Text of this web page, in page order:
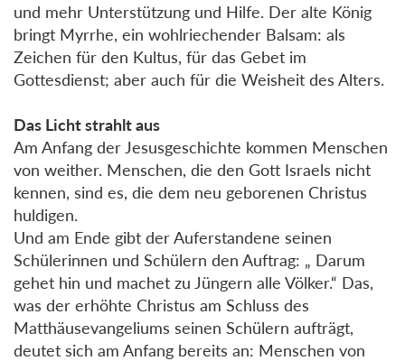
und mehr Unterstützung und Hilfe. Der alte König
bringt Myrrhe, ein wohlriechender Balsam: als
Zeichen für den Kultus, für das Gebet im
Gottesdienst; aber auch für die Weisheit des Alters.
Das Licht strahlt aus
Am Anfang der Jesusgeschichte kommen Menschen
von weither. Menschen, die den Gott Israels nicht
kennen, sind es, die dem neu geborenen Christus
huldigen.
Und am Ende gibt der Auferstandene seinen
Schülerinnen und Schülern den Auftrag: „ Darum
gehet hin und machet zu Jüngern alle Völker.“ Das,
was der erhöhte Christus am Schluss des
Matthäusevangeliums seinen Schülern aufträgt,
deutet sich am Anfang bereits an: Menschen von